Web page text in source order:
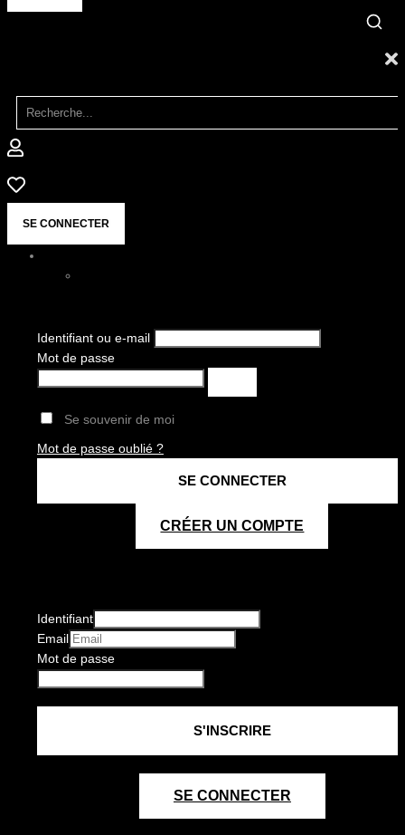
SE CONNECTER
Identifiant ou e-mail
Mot de passe
Se souvenir de moi
Mot de passe oublié ?
CRÉER UN COMPTE
Identifiant
Email
Mot de passe
SE CONNECTER